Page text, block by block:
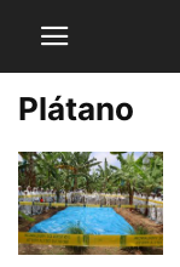
Plátano